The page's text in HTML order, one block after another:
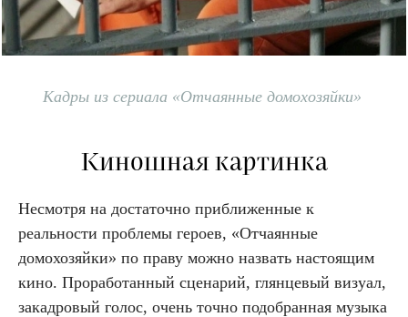
Кадры из сериала «Отчаянные домохозяйки»
Киношная картинка
Несмотря на достаточно приближенные к
реальности проблемы героев, «Отчаянные
домохозяйки» по праву можно назвать настоящим
кино. Проработанный сценарий, глянцевый визуал,
закадровый голос, очень точно подобранная музыка